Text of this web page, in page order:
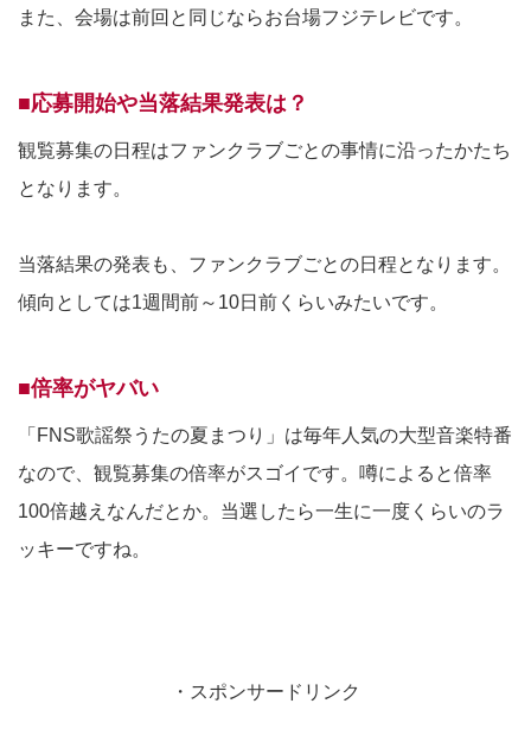
また、会場は前回と同じならお台場フジテレビです。
■応募開始や当落結果発表は？
観覧募集の日程はファンクラブごとの事情に沿ったかたち
となります。
当落結果の発表も、ファンクラブごとの日程となります。
傾向としては1週間前～10日前くらいみたいです。
■倍率がヤバい
「FNS歌謡祭うたの夏まつり」は毎年人気の大型音楽特番
なので、観覧募集の倍率がスゴイです。噂によると倍率
100倍越えなんだとか。当選したら一生に一度くらいのラ
ッキーですね。
・スポンサードリンク